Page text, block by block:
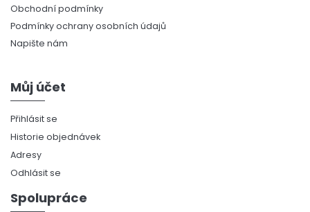
Obchodní podmínky
Podmínky ochrany osobních údajů
Napište nám
Můj účet
Přihlásit se
Historie objednávek
Adresy
Odhlásit se
Spolupráce